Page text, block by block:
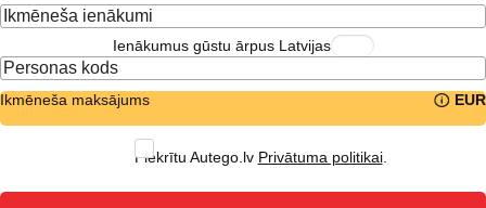
Ienākumus gūstu ārpus Latvijas
Ikmēneša maksājums EUR
Piekrītu Autego.lv Privātuma politikai.